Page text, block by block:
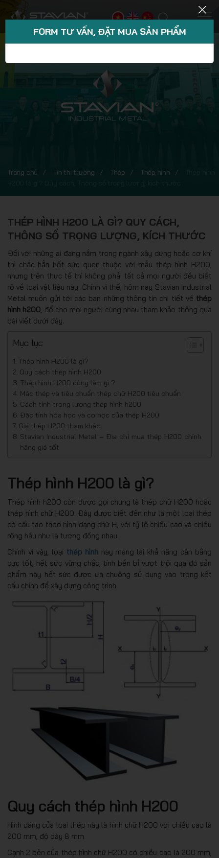
Trang chủ Tin thị trường Thép Thép hình
THÉP HÌNH H200 LÀ GÌ? QUY CÁCH,
THÔNG SỐ TRỌNG LƯỢNG, KÍCH THƯỚC
Đối với những ai đang nắm trong ngành xây dựng hoặc cơ khí
thì chắc hẳn hết sức quen thuộc với mẫu thép hình H200,
nhưng trên thực tế thì không phải tất cả mọi người đều biết
rõ về loại vật liệu này. Chính vì thế, hôm nay Stavian Industrial
Metal muốn gửi tới các bạn những thông tin chi tiết về thép
hình h200, để cho mọi người cùng nhau tham khảo thông qua
bài viết dưới đây.
Mục lục
Thép hình H200 là gì?
Quy cách thép hình H200
Thép hình H200 dùng làm gì ?
Mác thép và tiêu chuẩn thép chữ H200 tiêu chuẩn
Cách tính trọng lượng thép hình h200
Đặc tính hóa học và cơ học của thép H200
Giá thép H200 tham khảo
Stavian Industrial Metal – Địa chỉ mua thép H200 chính
hãng giá tốt
Thép hình H200 là gì?
Thép hình h200 còn được gọi chung là thép chữ H200 hoặc
thép hình chữ H200. Đây được biết đến như là một loại thép
có cấu tạo theo hình dạng chữ H, với tỷ lệ chiều cao và chiều
rộng hầu như là tương đồng nhau.
Chính vì vậy, loại thép hình này mang lại khả năng cân bằng
cực tốt, hết sức vững chắc, tính bền bỉ vượt trội qua đó sản
phẩm này hết sức được ưa chuộng sử dụng vào trong kết
cấu chính để xây dựng công trình.
Quy cách thép hình H200
Hình dáng của loại thép này là hình chữ H200 với chiều cao là
200 mm, độ dày 8 mm
Cạnh 2 bên của thép hình chữ H200 có chiều cao là 200 mm,
FORM TƯ VẤN, ĐẶT MUA SẢN PHẨM